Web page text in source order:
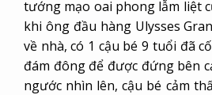
tướng mạo oai phong lẫm liệt
khi ông đầu hàng Ulysses
về nhà, có 1 cậu bé 9 tuổi đã
đám đông để được đứng bên
ngước nhìn lên, cậu bé cảm